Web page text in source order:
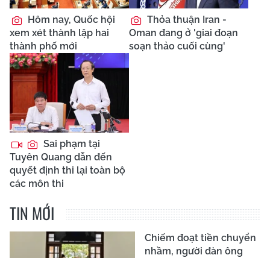
Hôm nay, Quốc hội
xem xét thành lập hai
thành phố mới
Thỏa thuận Iran -
Oman đang ở 'giai đoạn
soạn thảo cuối cùng'
Sai phạm tại
Tuyên Quang dẫn đến
quyết định thi lại toàn bộ
các môn thi
TIN MỚI
Chiếm đoạt tiền chuyển
nhầm, người đàn ông